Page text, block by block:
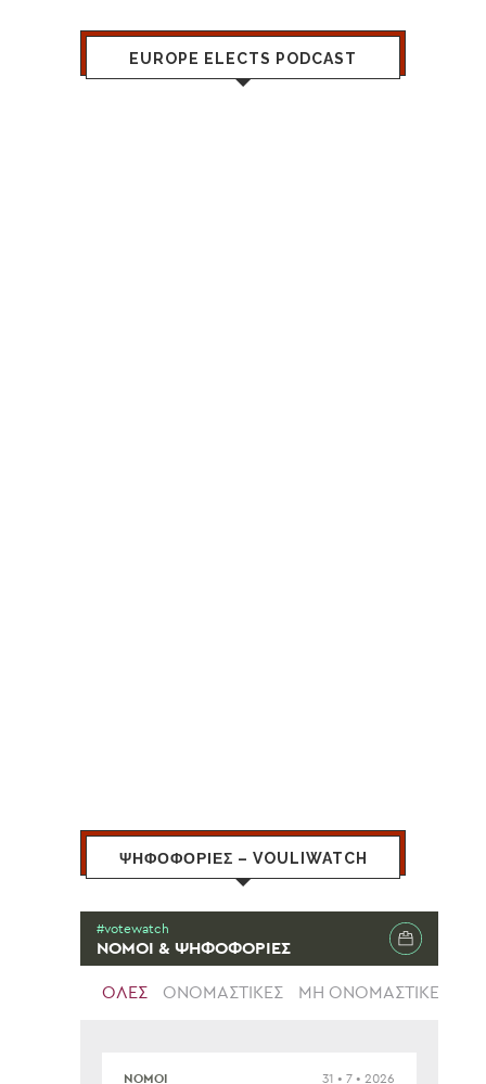
EUROPE ELECTS PODCAST
ΨΗΦΟΦΟΡΙΕΣ – VOULIWATCH